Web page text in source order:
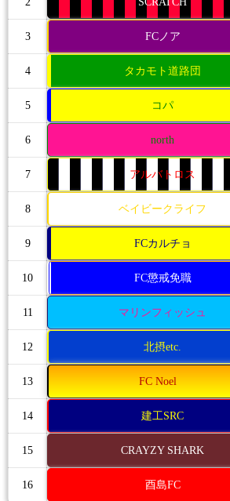
3 FCノア
4 タカモト道路団
5 コパ
6 north
7 アルバトロス
8 ベイビークライフ
9 FCカルチョ
10 FC懲戒免職
11 マリンフィッシュ
12 北摂etc.
13 FC Noel
14 建工SRC
15 CRAYZY SHARK
16 酉島FC